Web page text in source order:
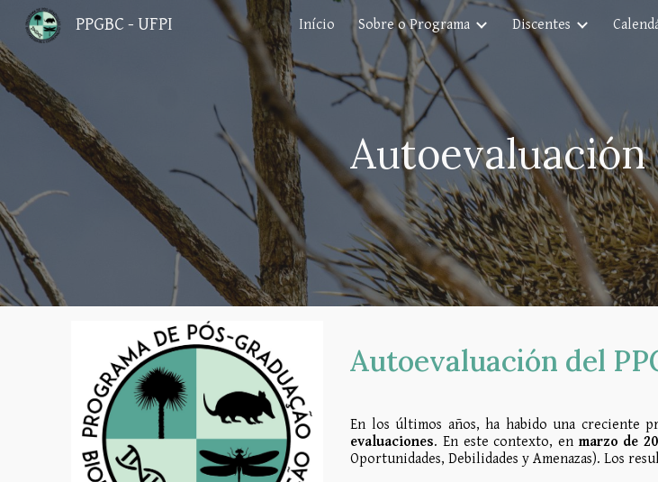
Skip to main content
PPGBC - UFPI Início Sobre o Programa Discentes
Autoevaluación
Autoevaluación del
En los últimos años, ha habido una creciente
evaluaciones. En este contexto, en marzo de
Oportunidades, Debilidades y Amenazas). Los